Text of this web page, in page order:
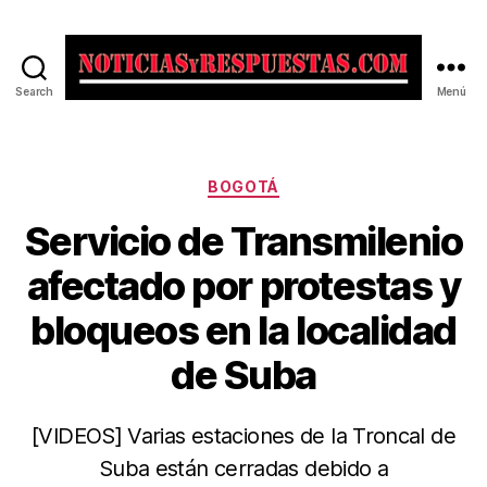
Search Menú
Categorías
BOGOTÁ
Servicio de Transmilenio
afectado por protestas y
bloqueos en la localidad
de Suba
[VIDEOS] Varias estaciones de la Troncal de
Suba están cerradas debido a